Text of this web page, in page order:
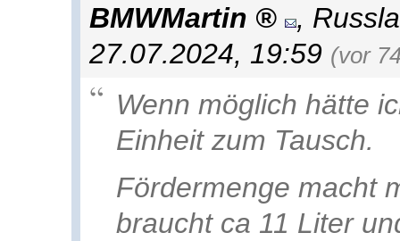
BMWMartin ,
27.07.2024, 19:59 (vor
Wenn möglich hätte
Einheit zum Tausch.
Fördermenge macht
braucht ca 11 Liter